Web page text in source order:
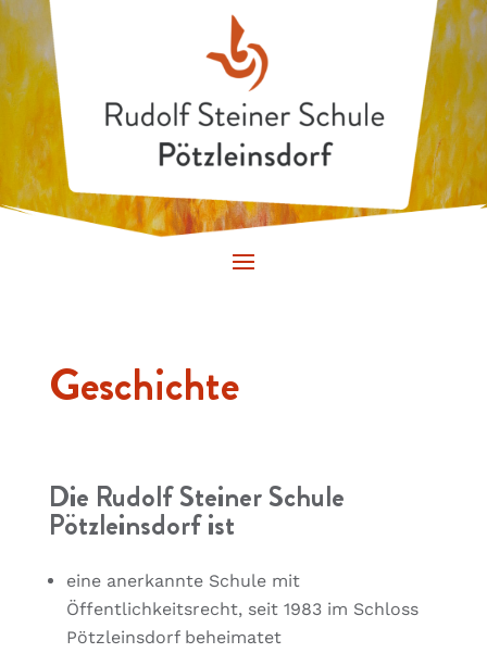
Geschichte
Die Rudolf Steiner Schule
Pötzleinsdorf ist
eine anerkannte Schule mit
Öffentlichkeitsrecht, seit 1983 im Schloss
Pötzleinsdorf beheimatet